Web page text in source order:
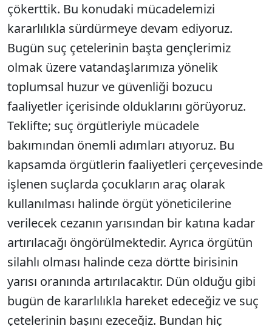
çökerttik. Bu konudaki mücadelemizi
kararlılıkla sürdürmeye devam ediyoruz.
Bugün suç çetelerinin başta gençlerimiz
olmak üzere vatandaşlarımıza yönelik
toplumsal huzur ve güvenliği bozucu
faaliyetler içerisinde olduklarını görüyoruz.
Teklifte; suç örgütleriyle mücadele
bakımından önemli adımları atıyoruz. Bu
kapsamda örgütlerin faaliyetleri çerçevesinde
işlenen suçlarda çocukların araç olarak
kullanılması halinde örgüt yöneticilerine
verilecek cezanın yarısından bir katına kadar
artırılacağı öngörülmektedir. Ayrıca örgütün
silahlı olması halinde ceza dörtte birisinin
yarısı oranında artırılacaktır. Dün olduğu gibi
bugün de kararlılıkla hareket edeceğiz ve suç
çetelerinin başını ezeceğiz. Bundan hiç